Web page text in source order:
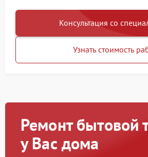
Консультация со
Узнать стоимость
Ремонт бытовой
у Вас дома